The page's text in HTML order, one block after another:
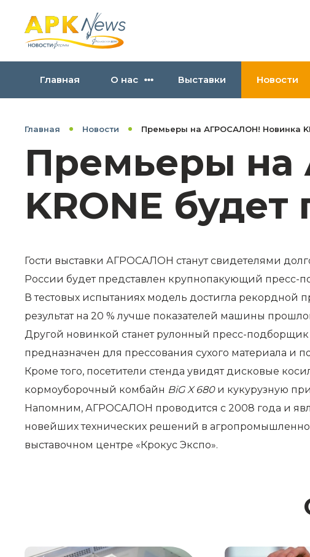
Главная О нас Выставки Новости
Главная Новости Премьеры на АГРОСАЛОН! Новинка
Премьеры
KRONE
Гости выставки АГРОСАЛОН станут свидетелями
России будет представлен крупнопакующий пресс-
В тестовых испытаниях модель достигла рекордной
результат на 20 % лучше показателей машины
Другой новинкой станет рулонный пресс-подборщик
предназначен для прессования сухого материала и
Кроме того, посетители стенда увидят дисковые
кормоуборочный комбайн BiG X 680и кукурузную
Напомним, АГРОСАЛОН проводится с 2008 года и
новейших технических решений в
выставочном центре «Крокус Экспо».